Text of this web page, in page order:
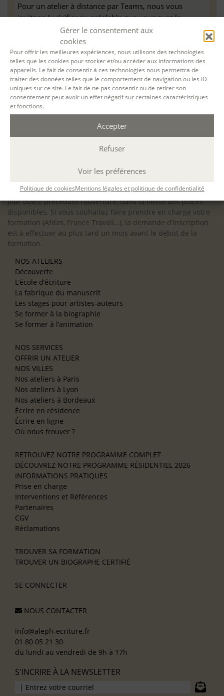
Gérer le consentement aux
cookies
Pour offrir les meilleures expériences, nous utilisons des technologies
telles que les cookies pour stocker et/ou accéder aux informations des
appareils. Le fait de consentir à ces technologies nous permettra de
traiter des données telles que le comportement de navigation ou les ID
uniques sur ce site. Le fait de ne pas consentir ou de retirer son
consentement peut avoir un effet négatif sur certaines caractéristiques
et fonctions.
Accepter
Refuser
Voir les préférences
Politique de cookiesMentions légales et politique de confidentialité
Pour un atelier à distance par Teams, nous vous
invitons à vérifier au préalable que vous avez la
configuration minimale requise pour pouvoir travailler
dans les meilleures conditions : Configuration
matérielle requise pourMicrosoft Teams | Microsoft
Learn
Accessibilité : ALEPH-ÉCRITURE est sensible à l’inclusion des
personnes en situation de handicap. Si vous avez besoin
d’un aménagement spécifique de programme, n’hésitez pas
à nous contacter en amont de votre inscription afin
supports, accessibilité de nos salles).
inscriptions à nos activités sont ouvertes jusqu’au dernier
jour ouvré précédant l’ouverture, dans la limite des places
disponibles. Si vous souhaitez faire prendre en charge votre
formation (Afdas, France Travail…), la demande d’inscription
est à effectuer au plus tard un mois avant le début de la
formation.
NOS ATELIERS
Découverte
L’école d’écriture
La fabrique du manuscrit
Les stages pour artistes-auteurs
Se former à la biographie
Se former à l’animation
NOS SERVICES
OFFRIR UN ATELIER
NOS VILLES
Nos ateliers à Paris
Nos ateliers à Lyon
Nos ateliers à Bordeaux
Écrire en résidence
Écrire en ligne
Où nous trouver ?
RETROUVEZ NOTRE PROGRAMME COMPLET
DÉCOUVREZ NOTRE PROGRAMME RÉSIDENTIEL 2026
INFORMATIONS PRATIQUES
Prise en charge
Interventions et Références
Partenaires
CGV
Réclamations
TROUVER SA FORMATION
TROUVER UN BIOGRAPHE CERTIFIÉ
SE CONNECTER
NOUS CONTACTER
info@aleph-ecriture.fr
01 80 05 21 30
du lundi au vendredi de 9h à 17h
S'INCRIRE À LA NEWSLETTER